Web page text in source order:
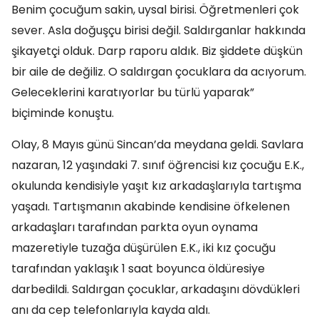
Benim çocuğum sakin, uysal birisi. Öğretmenleri çok
sever. Asla doğuşçu birisi değil. Saldırganlar hakkında
şikayetçi olduk. Darp raporu aldık. Biz şiddete düşkün
bir aile de değiliz. O saldırgan çocuklara da acıyorum.
Geleceklerini karatıyorlar bu türlü yaparak”
biçiminde konuştu.
Olay, 8 Mayıs günü Sincan’da meydana geldi. Savlara
nazaran, 12 yaşındaki 7. sınıf öğrencisi kız çocuğu E.K.,
okulunda kendisiyle yaşıt kız arkadaşlarıyla tartışma
yaşadı. Tartışmanın akabinde kendisine öfkelenen
arkadaşları tarafından parkta oyun oynama
mazeretiyle tuzağa düşürülen E.K., iki kız çocuğu
tarafından yaklaşık 1 saat boyunca öldüresiye
darbedildi. Saldırgan çocuklar, arkadaşını dövdükleri
anı da cep telefonlarıyla kayda aldı.